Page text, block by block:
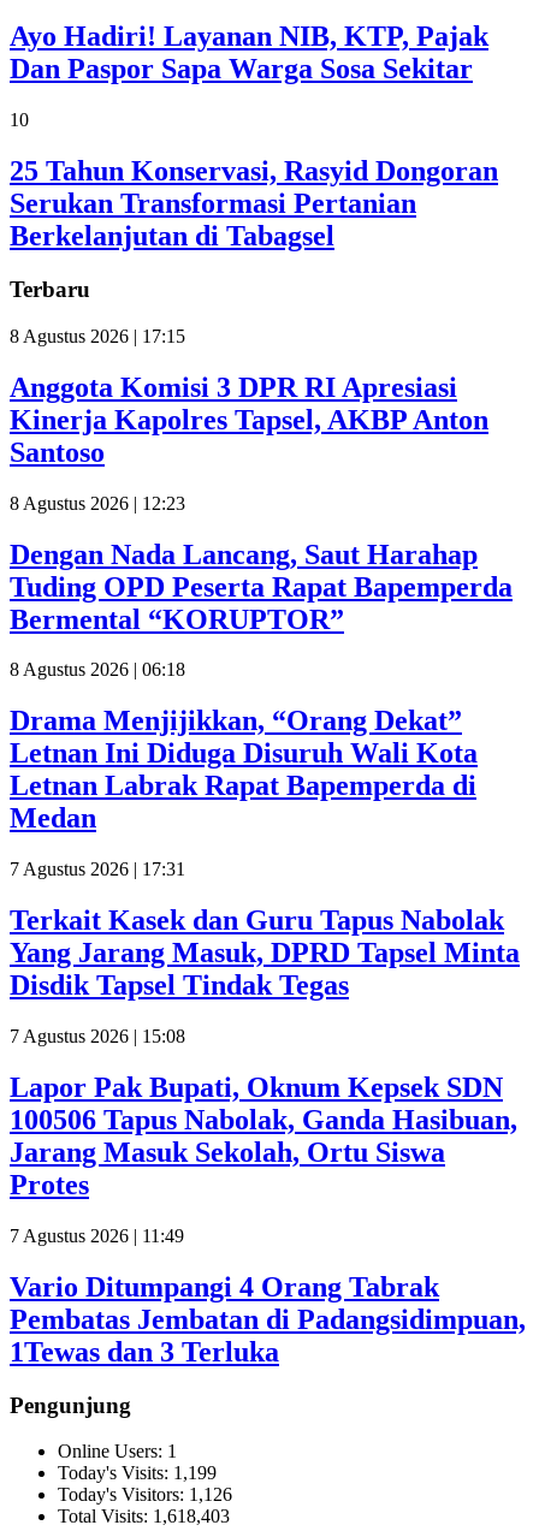
Ayo Hadiri! Layanan NIB, KTP, Pajak
Dan Paspor Sapa Warga Sosa Sekitar
10
25 Tahun Konservasi, Rasyid Dongoran
Serukan Transformasi Pertanian
Berkelanjutan di Tabagsel
Terbaru
8 Agustus 2026 | 17:15
Anggota Komisi 3 DPR RI Apresiasi
Kinerja Kapolres Tapsel, AKBP Anton
Santoso
8 Agustus 2026 | 12:23
Dengan Nada Lancang, Saut Harahap
Tuding OPD Peserta Rapat Bapemperda
Bermental “KORUPTOR”
8 Agustus 2026 | 06:18
Drama Menjijikkan, “Orang Dekat”
Letnan Ini Diduga Disuruh Wali Kota
Letnan Labrak Rapat Bapemperda di
Medan
7 Agustus 2026 | 17:31
Terkait Kasek dan Guru Tapus Nabolak
Yang Jarang Masuk, DPRD Tapsel Minta
Disdik Tapsel Tindak Tegas
7 Agustus 2026 | 15:08
Lapor Pak Bupati, Oknum Kepsek SDN
100506 Tapus Nabolak, Ganda Hasibuan,
Jarang Masuk Sekolah, Ortu Siswa
Protes
7 Agustus 2026 | 11:49
Vario Ditumpangi 4 Orang Tabrak
Pembatas Jembatan di Padangsidimpuan,
1Tewas dan 3 Terluka
Pengunjung
Online Users: 1
Today's Visits: 1,199
Today's Visitors: 1,126
Total Visits: 1,618,403